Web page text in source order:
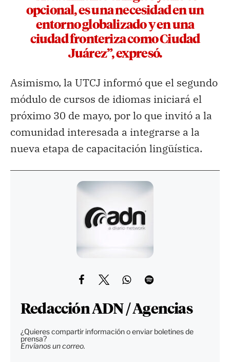
opcional, es una necesidad en un
entorno globalizado y en una
ciudad fronteriza como Ciudad
Juárez”, expresó.
Asimismo, la UTCJ informó que el segundo
módulo de cursos de idiomas iniciará el
próximo 30 de mayo, por lo que invitó a la
comunidad interesada a integrarse a la
nueva etapa de capacitación lingüística.
Redacción ADN / Agencias
¿Quieres compartir información o enviar boletines de
prensa?
Envíanos un correo.